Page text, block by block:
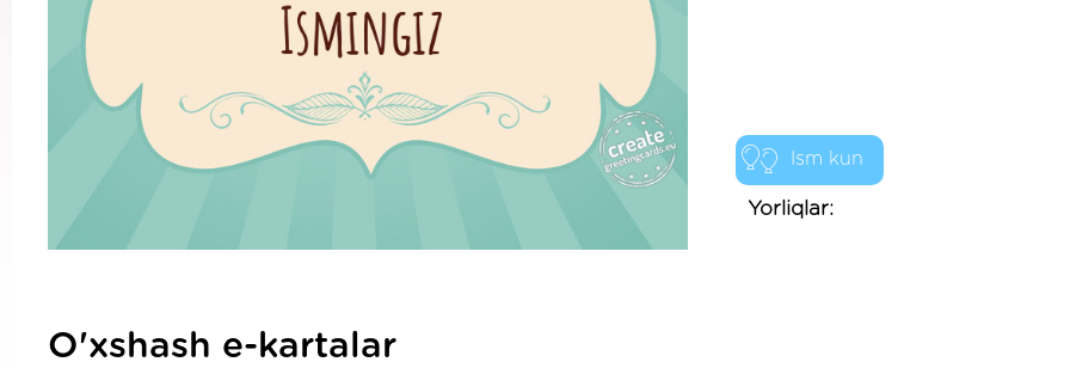
Ism kun
Yorliqlar:
O'xshash e-kartalar